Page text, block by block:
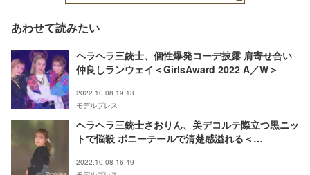
あわせて読みたい
ヘラヘラ三銃士、個性爆発コーデ披露 肩寄せ合い
仲良しランウェイ＜GirlsAward 2022 A／W＞
2022.10.08 19:13
モデルプレス
ヘラヘラ三銃士さおりん、美デコルテ際立つ黒ニッ
トで悩殺 ポニーテールで清楚感溢れる＜
2022.10.08 16:49